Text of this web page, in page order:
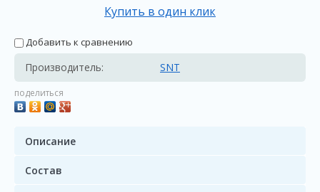
Купить в один клик
Добавить к сравнению
Производитель: SNT
поделиться
Описание
Состав